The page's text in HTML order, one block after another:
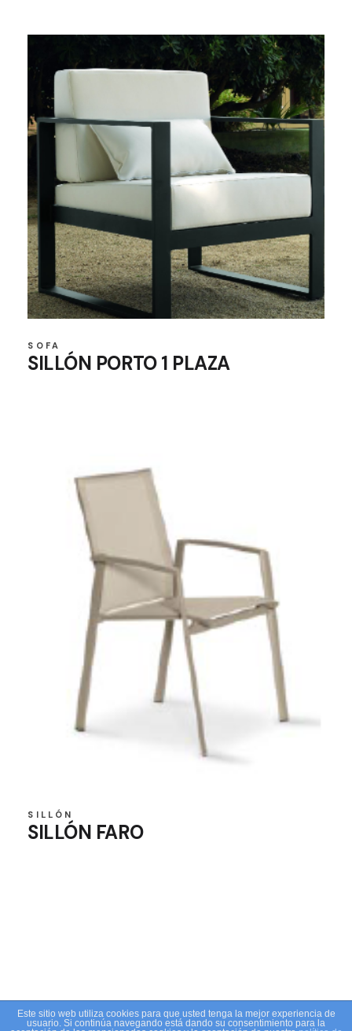
SOFA
SILLÓN PORTO 1 PLAZA
SILLÓN
SILLÓN FARO
Este sitio web utiliza cookies para que usted tenga la mejor experiencia de
usuario. Si continúa navegando está dando su consentimiento para la